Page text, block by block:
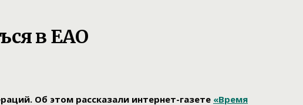
в ЕАО
Об этом рассказали интернет-газете «Время